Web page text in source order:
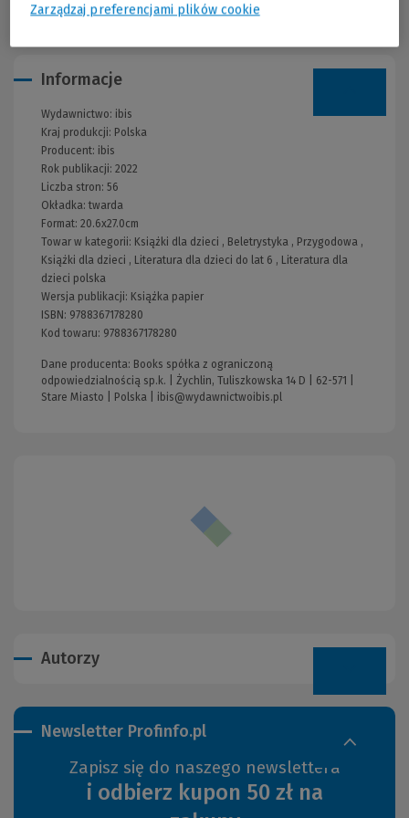
Informacje
Wydawnictwo: ibis
Kraj produkcji: Polska
Producent: ibis
Rok publikacji: 2022
Liczba stron: 56
Okładka:twarda
Format: 20.6x27.0cm
Towar w kategorii: Książki dla dzieci , Beletrystyka , Przygodowa ,
Książki dla dzieci , Literatura dla dzieci do lat 6 , Literatura dla
dzieci polska
Wersja publikacji: Książka papier
ISBN: 9788367178280
Kod towaru: 9788367178280
Dane producenta: Books spółka z ograniczoną
odpowiedzialnością sp.k. | Żychlin, Tuliszkowska 14 D | 62-571 |
Stare Miasto | Polska | ibis@wydawnictwoibis.pl
Autorzy
Newsletter Profinfo.pl
Zapisz się do naszego newslettera
i odbierz kupon 50 zł na
Zarządzaj preferencjami plików cookie